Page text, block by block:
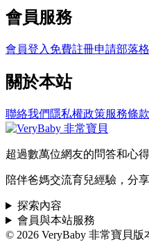
會員服務
會員登入 免費註冊申請部落格
關於本站
聯絡我們 隱私權政策服務條款
超過數萬位網友的問答和心
陪伴爸媽交流育兒經驗，分
探索內容
會員與本站服務
© 2026 VeryBaby 非常寶貝版